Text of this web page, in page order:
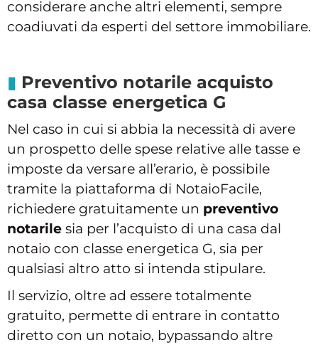
considerare anche altri elementi, sempre
coadiuvati da esperti del settore immobiliare.
Preventivo notarile acquisto
casa classe energetica G
Nel caso in cui si abbia la necessità di avere
un prospetto delle spese relative alle tasse e
imposte da versare all’erario, è possibile
tramite la piattaforma di NotaioFacile,
richiedere gratuitamente un preventivo
notarile sia per l’acquisto di una casa dal
notaio con classe energetica G, sia per
qualsiasi altro atto si intenda stipulare.
Il servizio, oltre ad essere totalmente
gratuito, permette di entrare in contatto
diretto con un notaio, bypassando altre